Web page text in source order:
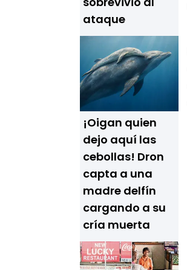
ataque
¡Oigan quien
dejo aquí las
cebollas! Dron
capta a una
madre delfín
cargando a su
cría muerta